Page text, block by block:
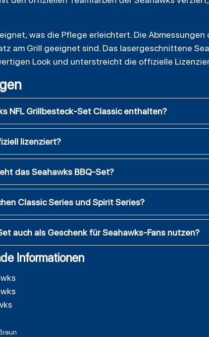
was die Pflege erleichtert. Die
am Grill geeignet sind. Das lasergeschnittene
Look und unterstreicht die offizielle
NFL Grillbesteck-Set Classic enthalten?
lizenziert?
das Seahawks BBQ-Set?
Classic Series und Spirit Series?
auch als Geschenk für Seahawks-Fans nutzen?
Informationen